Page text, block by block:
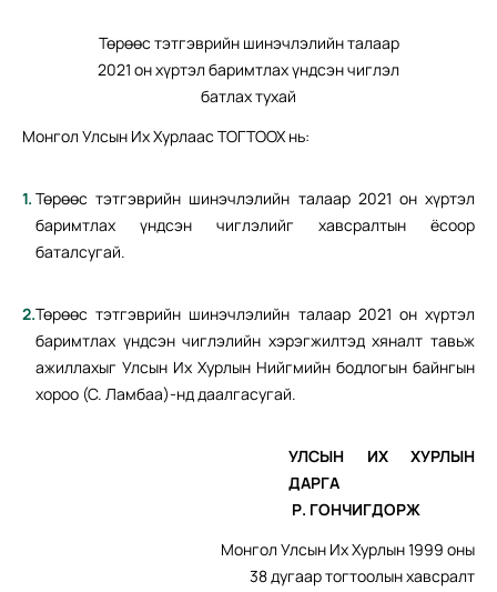
Төрөөс тэтгэврийн шинэчлэлийн талаар
2021 он хүртэл баримтлах үндсэн чиглэл
батлах тухай
Монгол Улсын Их Хурлаас ТОГТООХ нь:
Төрөөс тэтгэврийн шинэчлэлийн талаар 2021 он хүртэл
баримтлах үндсэн чиглэлийг хавсралтын ёсоор
баталсугай.
Төрөөс тэтгэврийн шинэчлэлийн талаар 2021 он хүртэл
баримтлах үндсэн чиглэлийн хэрэгжилтэд хяналт тавьж
ажиллахыг Улсын Их Хурлын Нийгмийн бодлогын байнгын
хороо (С. Ламбаа)-нд даалгасугай.
УЛСЫН ИХ ХУРЛЫН
ДАРГА
Р. ГОНЧИГДОРЖ
Монгол Улсын Их Хурлын 1999 оны
38 дугаар тогтоолын хавсралт